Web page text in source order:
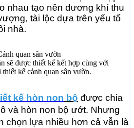
nhau tạo nên dương khí thu
tài lộc dựa trên yếu tố
nhà.
sẽ được thiết kế kết hợp cùng với
kế cảnh quan sân vườn.
kế hòn non bộ được chia
và hòn non bộ ướt. Nhưng
chọn lựa nhiều hơn cả vẫn là